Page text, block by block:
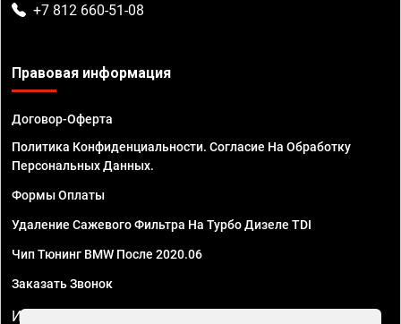
+7 812 660-51-08
Правовая информация
Договор-Оферта
Политика Конфиденциальности. Согласие На Обработку
Персональных Данных.
Формы Оплаты
Удаление Сажевого Фильтра На Турбо Дизеле TDI
Чип Тюнинг BMW После 2020.06
Заказать Звонок
ИП Смирнов Георгий Павлович. ИНН 781302555843,